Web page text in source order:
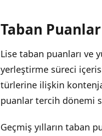
Taban
Lise taban puanları ve
yerleştirme süreci
türlerine ilişkin
puanlar tercih dönemi
Geçmiş yılların taban